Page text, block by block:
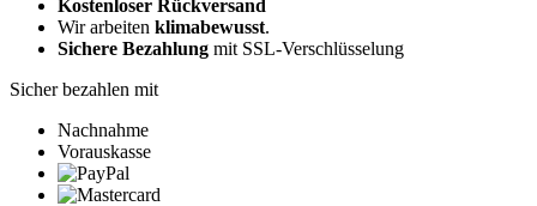
Kostenloser Rückversand
Wir arbeiten klimabewusst.
Sichere Bezahlung mit SSL-Verschlüsselung
Sicher bezahlen mit
Nachnahme
Vorauskasse